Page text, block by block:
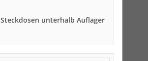
Steckdosen unterhalb Auflager